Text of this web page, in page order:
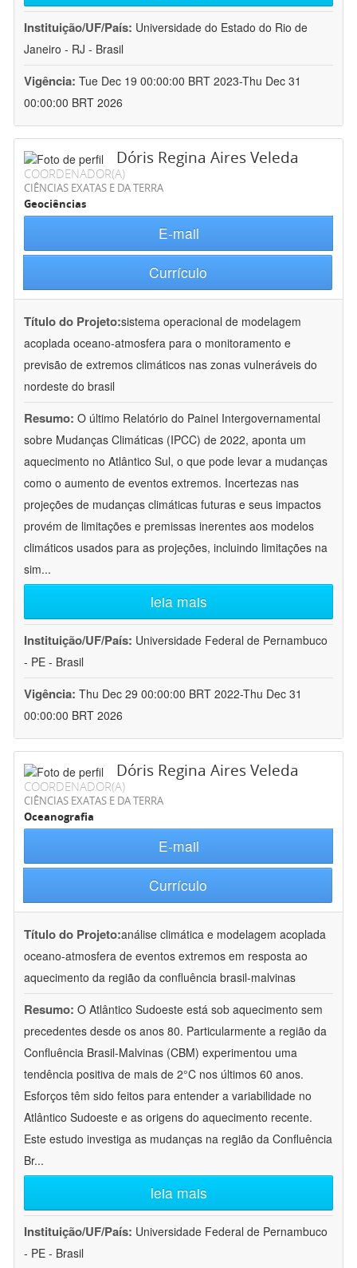
Instituição/UF/País: Universidade do Estado do Rio de
Janeiro - RJ - Brasil
Vigência: Tue Dec 19 00:00:00 BRT 2023-Thu Dec 31
00:00:00 BRT 2026
Dóris Regina Aires Veleda
COORDENADOR(A)
CIÊNCIAS EXATAS E DA TERRA
Geociências
E-mail
Currículo
Título do Projeto:sistema operacional de modelagem
acoplada oceano-atmosfera para o monitoramento e
previsão de extremos climáticos nas zonas vulneráveis do
nordeste do brasil
Resumo: O último Relatório do Painel Intergovernamental
sobre Mudanças Climáticas (IPCC) de 2022, aponta um
aquecimento no Atlântico Sul, o que pode levar a mudanças
como o aumento de eventos extremos. Incertezas nas
projeções de mudanças climáticas futuras e seus impactos
provém de limitações e premissas inerentes aos modelos
climáticos usados para as projeções, incluindo limitações na
sim...
leia mais
Instituição/UF/País: Universidade Federal de Pernambuco
- PE - Brasil
Vigência: Thu Dec 29 00:00:00 BRT 2022-Thu Dec 31
00:00:00 BRT 2026
Dóris Regina Aires Veleda
COORDENADOR(A)
CIÊNCIAS EXATAS E DA TERRA
Oceanografia
E-mail
Currículo
Título do Projeto:análise climática e modelagem acoplada
oceano-atmosfera de eventos extremos em resposta ao
aquecimento da região da confluência brasil-malvinas
Resumo: O Atlântico Sudoeste está sob aquecimento sem
precedentes desde os anos 80. Particularmente a região da
Confluência Brasil-Malvinas (CBM) experimentou uma
tendência positiva de mais de 2°C nos últimos 60 anos.
Esforços têm sido feitos para entender a variabilidade no
Atlântico Sudoeste e as origens do aquecimento recente.
Este estudo investiga as mudanças na região da Confluência
Br...
leia mais
Instituição/UF/País: Universidade Federal de Pernambuco
- PE - Brasil